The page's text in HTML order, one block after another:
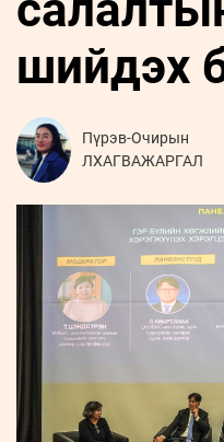
Бүртгүүлэх
Бизнес
forum
шийдэх
Пүрэв-Очирын
ЛХАГВАЖАРГАЛ